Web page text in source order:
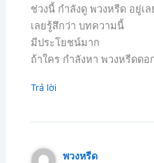
ช่วงนี้ กำลังดู พวงหรีด อยู่เล
เลยรู้สึกว่า บทความนี้
มีประโยชน์มาก
ถ้าใคร กำลังหา พวงหรีดดอ
Trả lời
พวงหรีด